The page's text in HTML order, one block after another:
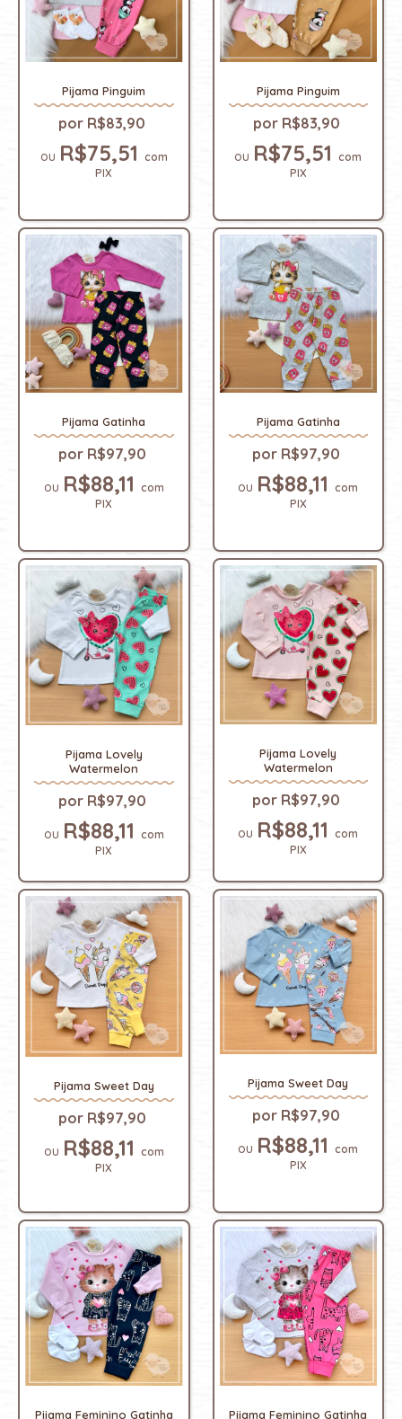
Pijama Pinguim
R$83,90
R$75,51 com
PIX
Pijama Pinguim
R$83,90
R$75,51com
PIX
Pijama Gatinha
R$97,90
R$88,11 com
PIX
Pijama Gatinha
R$97,90
R$88,11com
PIX
Pijama Lovely
Watermelon
R$97,90
R$88,11 com
PIX
Pijama Lovely
Watermelon
R$97,90
R$88,11com
PIX
Pijama Sweet Day
R$97,90
R$88,11 com
PIX
Pijama Sweet Day
R$97,90
R$88,11com
PIX
Pijama Feminino Gatinha Pijama Feminino Gatinha